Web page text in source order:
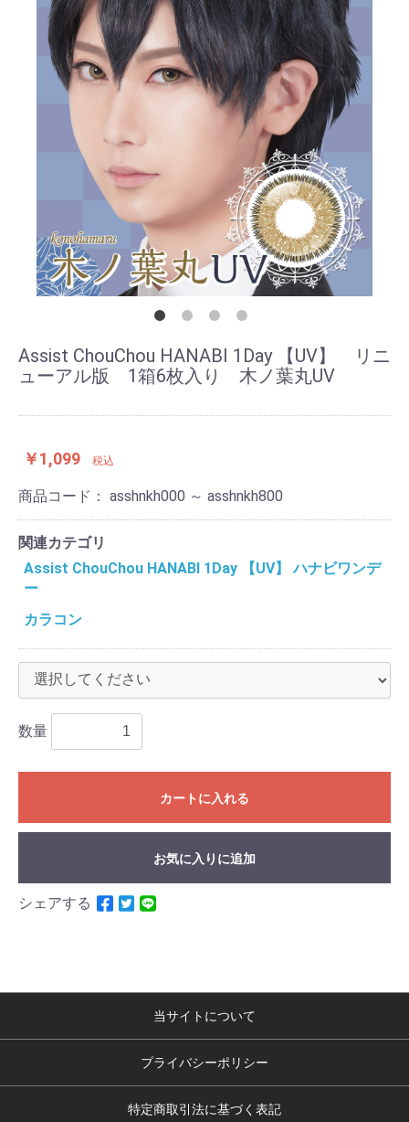
Assist ChouChou HANABI 1Day 【UV】 リニ
ューアル版 1箱6枚入り 木ノ葉丸UV
￥1,099 税込
商品コード： asshnkh000 ～ asshnkh800
関連カテゴリ
Assist ChouChou HANABI 1Day 【UV】 ハナビワンデ
ー
カラコン
数量
カートに入れる
お気に入りに追加
シェアする
当サイトについて
プライバシーポリシー
特定商取引法に基づく表記